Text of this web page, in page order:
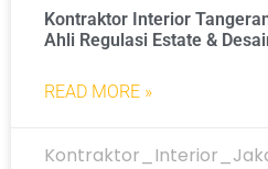
Kontraktor Interior
Ahli Regulasi Estate &
READ MORE »